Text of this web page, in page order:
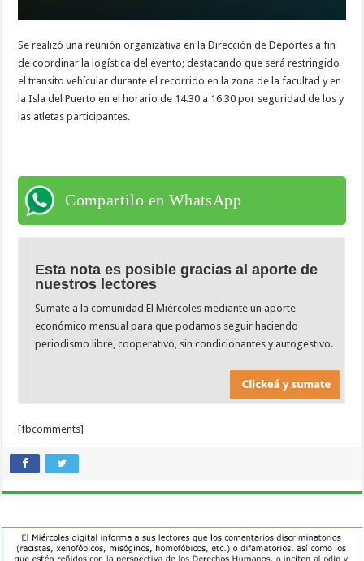
Se realizó una reunión organizativa en la Dirección de Deportes a fin
de coordinar la logística del evento; destacando que será restringido
el transito vehícular durante el recorrido en la zona de la facultad y en
la Isla del Puerto en el horario de 14.30 a 16.30 por seguridad de los y
las atletas participantes.
Compartilo en WhatsApp
Esta nota es posible gracias al aporte de
nuestros lectores
Sumate a la comunidad El Miércoles mediante un aporte
económico mensual para que podamos seguir haciendo
periodismo libre, cooperativo, sin condicionantes y autogestivo.
[fbcomments]